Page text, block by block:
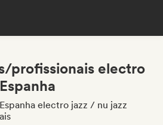
profissionais electro
electro jazz / nu jazz